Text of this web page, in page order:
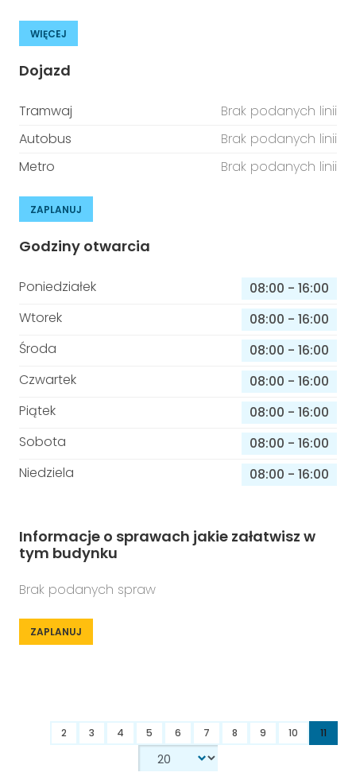
WIĘCEJ
Dojazd
Tramwaj
Brak podanych linii
Autobus
Brak podanych linii
Metro
Brak podanych linii
ZAPLANUJ
Godziny otwarcia
Poniedziałek 08:00 - 16:00
Wtorek
08:00 - 16:00
Środa
08:00 - 16:00
Czwartek
08:00 - 16:00
Piątek
08:00 - 16:00
Sobota
08:00 - 16:00
Niedziela
08:00 - 16:00
Informacje o sprawach jakie załatwisz w
tym budynku
Brak podanych spraw
ZAPLANUJ
2 3 4 5 6 7 8 9 10 11